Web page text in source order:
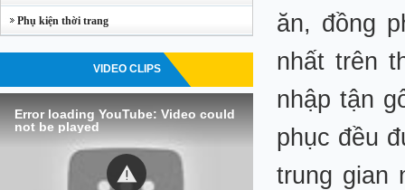
Phụ kiện thời trang
VIDEO CLIPS
Error loading YouTube: Video could
not be played
ăn, đồng
nhất trên
nhập tận
phục đều
trung gian